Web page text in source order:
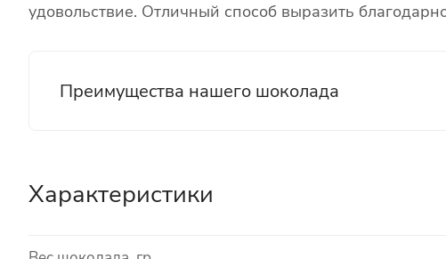
удовольствие. Отличный способ выразить
Преимущества нашего шоколада
Характеристики